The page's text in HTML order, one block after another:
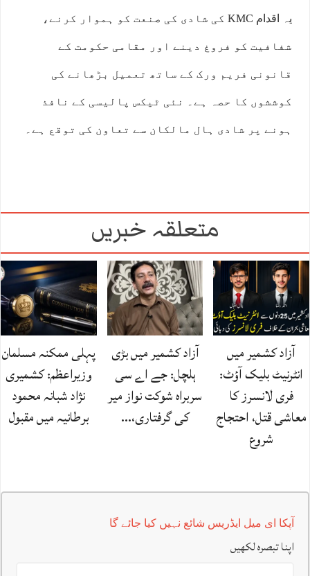
یہ اقدام KMC کی شادی کی صنعت کو ہموار کرنے،
شفافیت کو فروغ دینے اور مقامی حکومت کے
قانونی فریم ورک کے ساتھ تعمیل بڑھانے کی
کوششوں کا حصہ ہے۔ نئی ٹیکس پالیسی کے نافذ
ہونے پر شادی ہال مالکان سے تعاون کی توقع ہے۔
متعلقہ خبریں
آزاد کشمیر میں
انٹرنیٹ بلیک آؤٹ:
فری لانسرز کا
معاشی قتل، احتجاج
شروع
آزاد کشمیر میں بڑی
ہلچل: جے اے سی
سربراہ شوکت نواز میر
کی گرفتاری،…
پہلی ممکنہ مسلمان
وزیراعظم: کشمیری
نژاد شبانہ محمود
برطانیہ میں مقبول
آپکا ای میل ایڈریس شائع نہیں کیا جائے گا
اپنا تبصرہ لکھیں